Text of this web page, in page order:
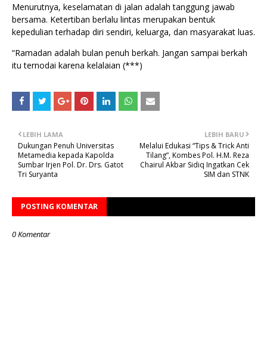
Menurutnya, keselamatan di jalan adalah tanggung jawab
bersama. Ketertiban berlalu lintas merupakan bentuk
kepedulian terhadap diri sendiri, keluarga, dan masyarakat luas.
“Ramadan adalah bulan penuh berkah. Jangan sampai berkah
itu ternodai karena kelalaian (***)
LEBIH BARU
Melalui Edukasi “Tips & Trick Anti
Tilang”, Kombes Pol. H.M. Reza
Chairul Akbar Sidiq Ingatkan Cek
SIM dan STNK
LEBIH LAMA
Dukungan Penuh Universitas
Metamedia kepada Kapolda
Sumbar Irjen Pol. Dr. Drs. Gatot
Tri Suryanta
POSTING KOMENTAR
0 Komentar